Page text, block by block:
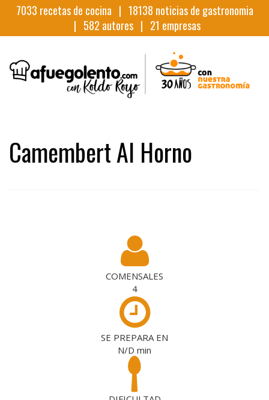
7033 recetas de cocina | 18138 noticias de gastronomia
| 582 autores | 21 empresas
Camembert Al Horno
COMENSALES
4
SE PREPARA EN
N/D min